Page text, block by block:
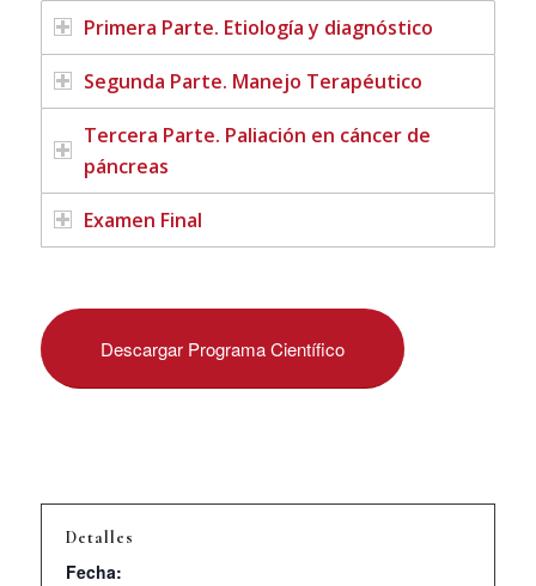
Primera Parte. Etiología y diagnóstico
Segunda Parte. Manejo Terapéutico
Tercera Parte. Paliación en cáncer de
páncreas
Examen Final
Descargar Programa Científico
Detalles
Fecha: